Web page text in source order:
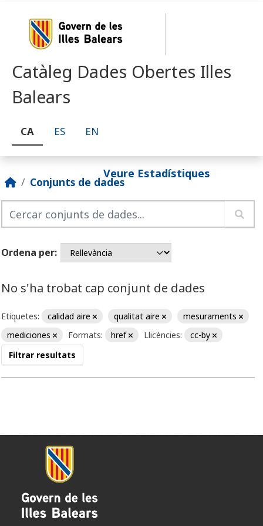
Catàleg Dades Obertes Illes
Balears
CA ES EN
Veure Estadístiques
Conjunts de dades
Ordena per
No s'ha trobat cap conjunt de dades
Etiquetes: calidad aire qualitat aire
mesuraments
mediciones
Formats: href Llicències:
cc-by
Filtrar resultats